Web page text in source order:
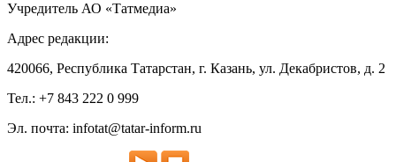
Учредитель АО «Татмедиа»
Адрес редакции:
420066, Республика Татарстан, г. Казань, ул. Декабристов, д. 2
Тел.: +7 843 222 0 999
Эл. почта: infotat@tatar-inform.ru